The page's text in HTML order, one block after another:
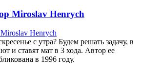
Miroslav Henrych
с утра? Будем решать задачу, в
и ставят мат в 3 хода. Автор ее
в 1996 году.